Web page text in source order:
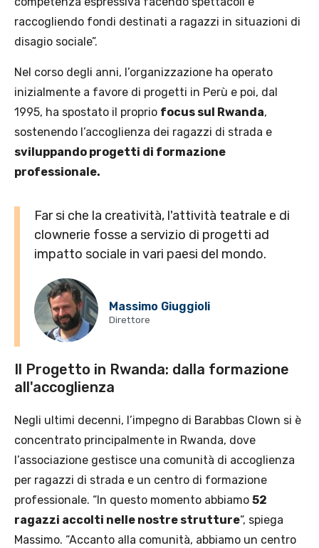
raccogliendo fondi destinati a ragazzi in situazioni di
disagio sociale”.
Nel corso degli anni, l’organizzazione ha operato
inizialmente a favore di progetti in Perù e poi, dal
1995, ha spostato il proprio focus sul Rwanda,
sostenendo l’accoglienza dei ragazzi di strada e
sviluppando progetti di formazione
professionale.
Far si che la creatività, l'attività teatrale e di
clownerie fosse a servizio di progetti ad
impatto sociale in vari paesi del mondo.
Massimo Giuggioli
Direttore
Il Progetto in Rwanda: dalla formazione
all'accoglienza
Negli ultimi decenni, l’impegno di Barabbas Clown si è
concentrato principalmente in Rwanda, dove
l’associazione gestisce una comunità di accoglienza
per ragazzi di strada e un centro di formazione
professionale. “In questo momento abbiamo 52
ragazzi accolti nelle nostre strutture“, spiega
Massimo. “Accanto alla comunità, abbiamo un centro